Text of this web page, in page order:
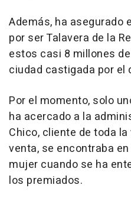
Además, ha asegurado
por ser Talavera de la
estos casi 8 millones
ciudad castigada por el
Por el momento, solo
ha acercado a la
Chico, cliente de toda
venta, se encontraba
mujer cuando se ha
los premiados.